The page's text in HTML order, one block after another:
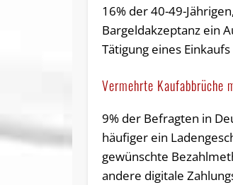
16% der 40-49-
Bargeldakzeptanz ein
Tätigung eines
Vermehrte Kaufabbrüche
9% der Befragten in
häufiger ein
gewünschte
andere digitale